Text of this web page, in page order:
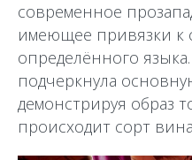
современное
имеющее привязки к
определённого
подчеркнула
демонстрируя образ
происходит сорт